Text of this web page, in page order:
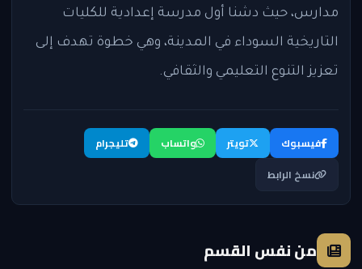
مدارس، حيث دشنا أول مدرسة إعدادية للكليات
التاريخية السوداء في المدينة، وهي خطوة تهدف إلى
تعزيز التنوع التعليمي والثقافي.
فيسبوك تويتر واتساب
تليجرام
نسخ الرابط
من نفس القسم